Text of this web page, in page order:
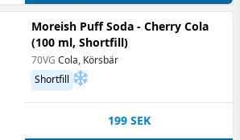
Moreish Puff Soda - Cherry Cola
(100 ml, Shortfill)
70VG Cola, Körsbär
Shortfill
199 SEK